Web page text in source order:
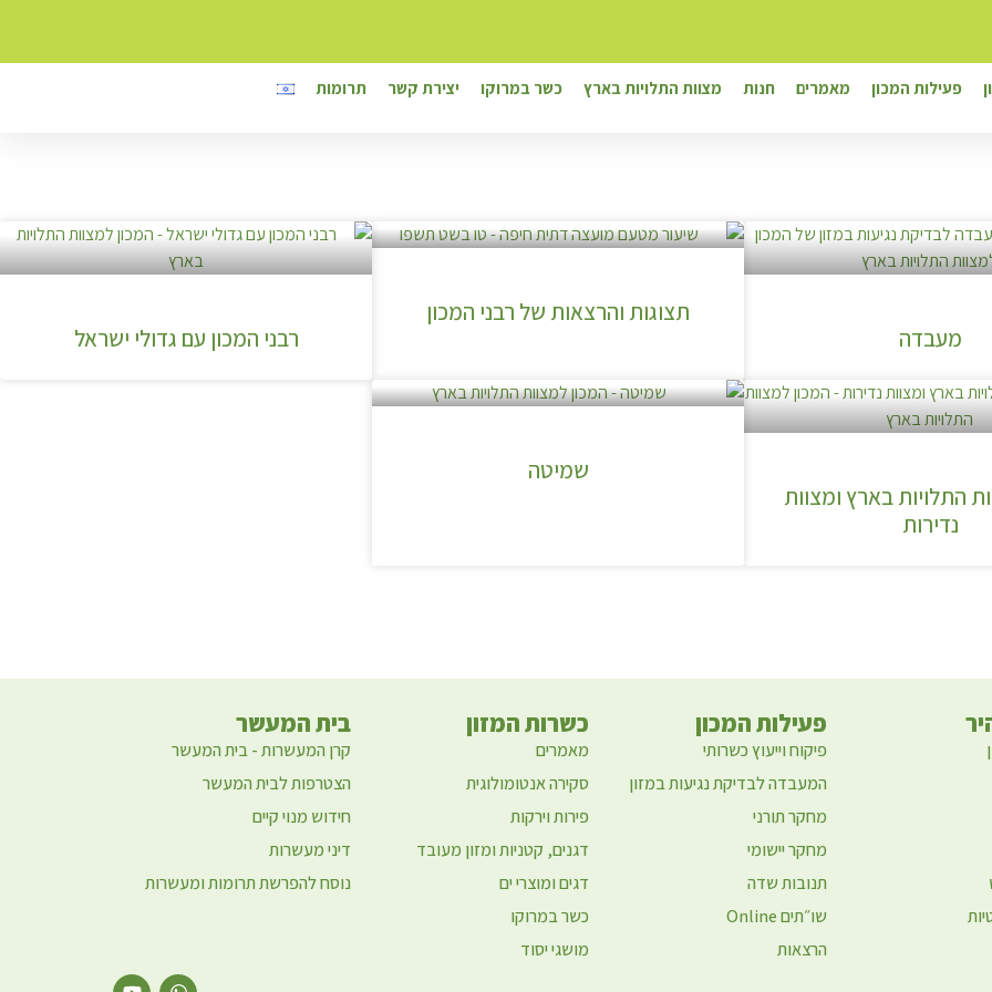
פעילות המכון מאמרים חנות מצוות התלויות בארץ כשר במרוקו יצירת קשר תרומות
מעבדה
תצוגות והרצאות של רבני המכון
רבני המכון עם גדולי ישראל
התלויות בארץ ומצוות
נדירות
שמיטה
פעילות המכון
פיקוח וייעוץ כשרותי
המעבדה לבדיקת נגיעות במזון
מחקר תורני
מחקר יישומי
תנובות שדה
שו״תים Online
הרצאות
כשרות המזון
מאמרים
סקירה אנטומולוגית
פירות וירקות
דגנים, קטניות ומזון מעובד
דגים ומוצרי ים
כשר במרוקו
מושגי יסוד
בית המעשר
קרן המעשרות - בית המעשר
הצטרפות לבית המעשר
חידוש מנוי קיים
דיני מעשרות
נוסח להפרשת תרומות ומעשרות